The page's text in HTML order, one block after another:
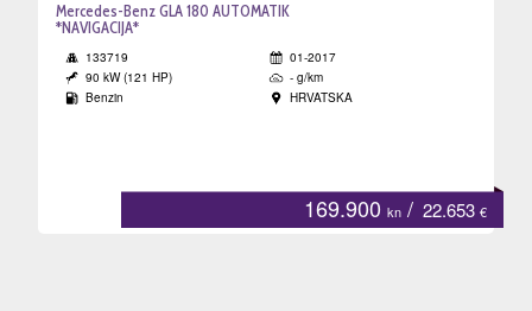
Mercedes-Benz GLA 180 AUTOMATIK
*NAVIGACIJA*
133719
01-2017
90 kW (121 HP)
- g/km
Benzin
HRVATSKA
169.900 kn / 22.653 €